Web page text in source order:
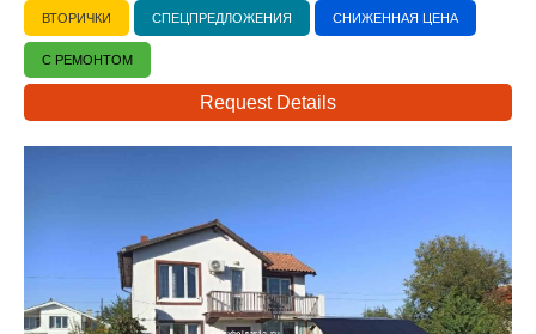
Расширенный поиск
ВТОРИЧКИ СПЕЦПРЕДЛОЖЕНИЯ СНИЖЕННАЯ ЦЕНА
С РЕМОНТОМ
Request Details